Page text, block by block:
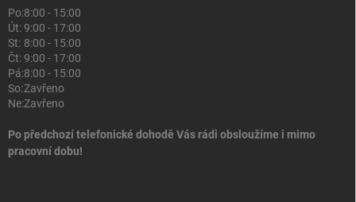
Po:8:00 - 15:00
Út:9:00 - 17:00
St: 8:00 - 15:00
Čt:9:00 - 17:00
Pá:8:00 - 15:00
So:Zavřeno
Ne:Zavřeno
Po předchozí telefonické dohodě Vás rádi obsloužíme i mimo
pracovní dobu!